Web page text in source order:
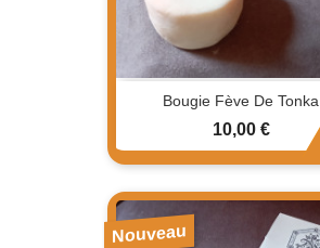
Bougie Fève De Tonka
Prix
10,00 €
Nouveau